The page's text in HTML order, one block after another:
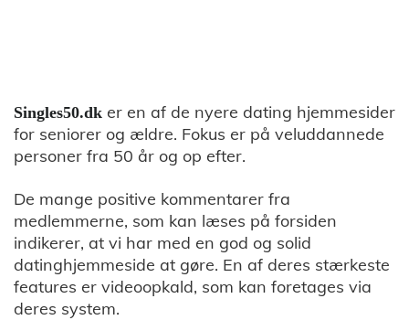
Singles50.dk er en af de nyere dating hjemmesider
for seniorer og ældre. Fokus er på veluddannede
personer fra 50 år og op efter.
De mange positive kommentarer fra
medlemmerne, som kan læses på forsiden
indikerer, at vi har med en god og solid
datinghjemmeside at gøre. En af deres stærkeste
features er videoopkald, som kan foretages via
deres system.